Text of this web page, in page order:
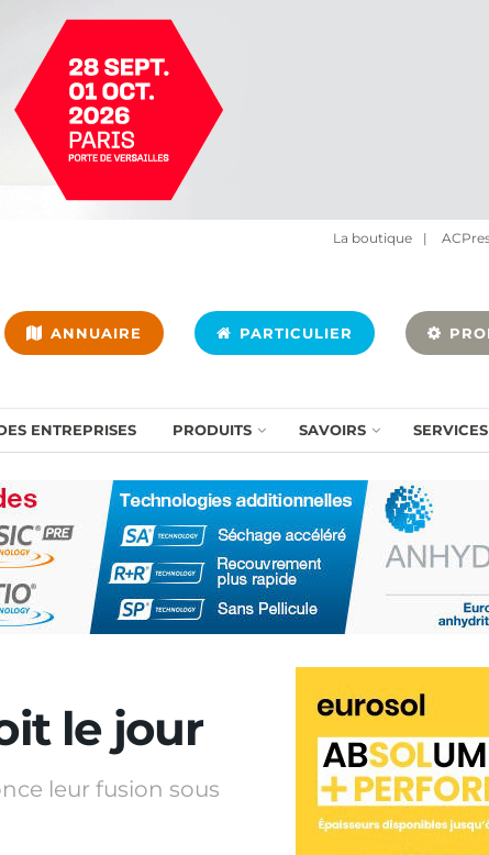
La boutique |
ANNUAIRE PARTICULIER
ENTREPRISES PRODUITS SAVOIRS SERVICES
le jour
leur fusion sous